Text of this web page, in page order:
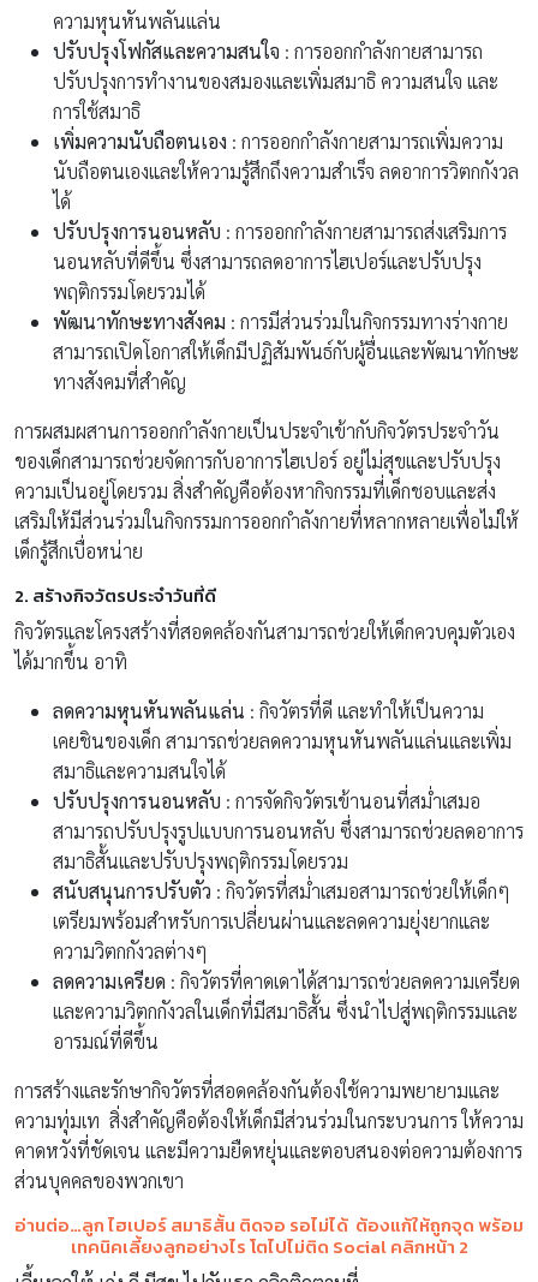
ความหุนหันพลันแล่น
ปรับปรุงโฟกัสและความสนใจ : การออกกำลังกายสามารถ
ปรับปรุงการทำงานของสมองและเพิ่มสมาธิ ความสนใจ และ
การใช้สมาธิ
เพิ่มความนับถือตนเอง : การออกกำลังกายสามารถเพิ่มความ
นับถือตนเองและให้ความรู้สึกถึงความสำเร็จ ลดอาการวิตกกังวล
ได้
ปรับปรุงการนอนหลับ : การออกกำลังกายสามารถส่งเสริมการ
นอนหลับที่ดีขึ้น ซึ่งสามารถลดอาการไฮเปอร์และปรับปรุง
พฤติกรรมโดยรวมได้
พัฒนาทักษะทางสังคม : การมีส่วนร่วมในกิจกรรมทางร่างกาย
สามารถเปิดโอกาสให้เด็กมีปฏิสัมพันธ์กับผู้อื่นและพัฒนาทักษะ
ทางสังคมที่สำคัญ
การผสมผสานการออกกำลังกายเป็นประจำเข้ากับกิจวัตรประจำวัน
ของเด็กสามารถช่วยจัดการกับอาการไฮเปอร์ อยู่ไม่สุขและปรับปรุง
ความเป็นอยู่โดยรวม สิ่งสำคัญคือต้องหากิจกรรมที่เด็กชอบและส่ง
เสริมให้มีส่วนร่วมในกิจกรรมการออกกำลังกายที่หลากหลายเพื่อไม่ให้
เด็กรู้สึกเบื่อหน่าย
2. สร้างกิจวัตรประจำวันที่ดี
กิจวัตรและโครงสร้างที่สอดคล้องกันสามารถช่วยให้เด็กควบคุมตัวเอง
ได้มากขึ้น อาทิ
ลดความหุนหันพลันแล่น : กิจวัตรที่ดี และทำให้เป็นความ
เคยชินของเด็ก สามารถช่วยลดความหุนหันพลันแล่นและเพิ่ม
สมาธิและความสนใจได้
ปรับปรุงการนอนหลับ : การจัดกิจวัตรเข้านอนที่สม่ำเสมอ
สามารถปรับปรุงรูปแบบการนอนหลับ ซึ่งสามารถช่วยลดอาการ
สมาธิสั้นและปรับปรุงพฤติกรรมโดยรวม
สนับสนุนการปรับตัว : กิจวัตรที่สม่ำเสมอสามารถช่วยให้เด็กๆ
เตรียมพร้อมสำหรับการเปลี่ยนผ่านและลดความยุ่งยากและ
ความวิตกกังวลต่างๆ
ลดความเครียด : กิจวัตรที่คาดเดาได้สามารถช่วยลดความเครียด
และความวิตกกังวลในเด็กที่มีสมาธิสั้น ซึ่งนำไปสู่พฤติกรรมและ
อารมณ์ที่ดีขึ้น
การสร้างและรักษากิจวัตรที่สอดคล้องกันต้องใช้ความพยายามและ
ความทุ่มเท สิ่งสำคัญคือต้องให้เด็กมีส่วนร่วมในกระบวนการ ให้ความ
คาดหวังที่ชัดเจน และมีความยืดหยุ่นและตอบสนองต่อความต้องการ
ส่วนบุคคลของพวกเขา
อ่านต่อ…ลูก ไฮเปอร์ สมาธิสั้น ติดจอ รอไม่ได้ ต้องแก้ให้ถูกจุด พร้อม
เทคนิคเลี้ยงลูกอย่างไร โตไปไม่ติด Social คลิกหน้า 2